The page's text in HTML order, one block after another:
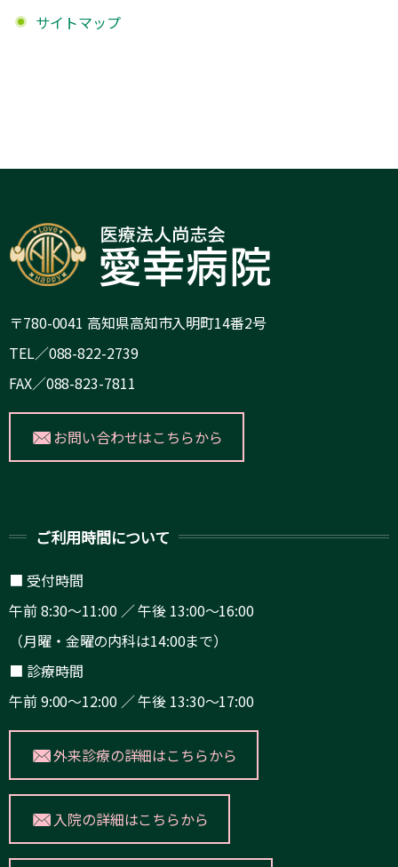
サイトマップ
〒780-0041 高知県高知市入明町14番2号
TEL／088-822-2739
FAX／088-823-7811
お問い合わせはこちらから
ご利用時間について
■ 受付時間
午前 8:30～11:00 ／ 午後 13:00～16:00
（月曜・金曜の内科は14:00まで）
■ 診療時間
午前 9:00～12:00 ／ 午後 13:30～17:00
外来診療の詳細はこちらから
入院の詳細はこちらから